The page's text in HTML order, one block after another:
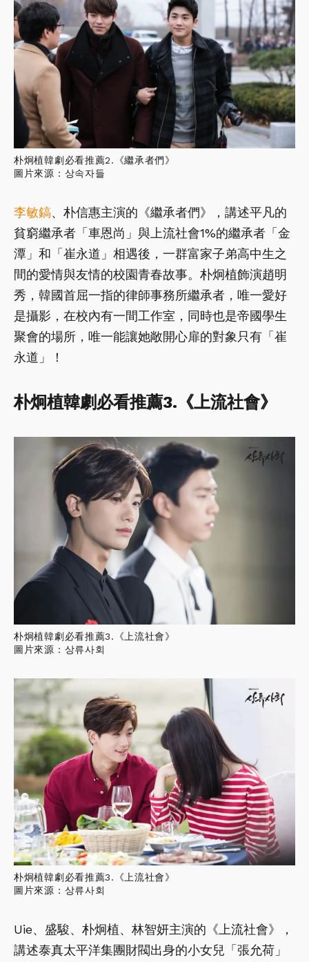
朴炯植韓劇必看推薦2.《繼承者們》
圖片來源：상속자들
李敏鎬、朴信惠主演的《繼承者們》，講述平凡的
貧窮繼承者「車恩尚」與上流社會1%的繼承者「金
潭」和「崔永道」相遇後，一群富家子弟高中生之
間的愛情與友情的校園青春故事。朴炯植飾演趙明
秀，韓國首屈一指的律師事務所繼承者，唯一愛好
是攝影，在校內有一間工作室，同時也是帝國學生
聚會的場所，唯一能讓她敞開心扉的對象只有「崔
永道」！
朴炯植韓劇必看推薦3.《上流社會》
朴炯植韓劇必看推薦3.《上流社會》
圖片來源：상류사회
朴炯植韓劇必看推薦3.《上流社會》
圖片來源：상류사회
Uie、盛駿、朴炯植、林智妍主演的《上流社會》，
講述泰真太平洋集團財閥出身的小女兒「張允荷」